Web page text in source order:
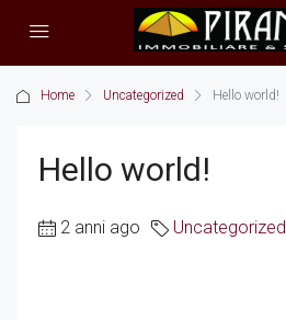
Home Uncategorized Hello world!
Hello world!
2 anni ago Uncategorized